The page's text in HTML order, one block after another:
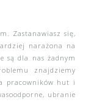
Zastanawiasz się,
narażona na
są dla nas żadnym
znajdziemy
pracowników hut i
, ubranie